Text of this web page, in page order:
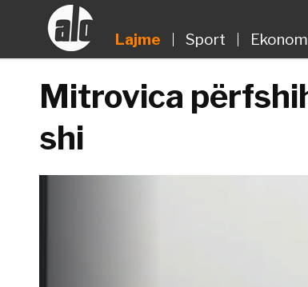
Lajme Sport
Mitrovica
shi